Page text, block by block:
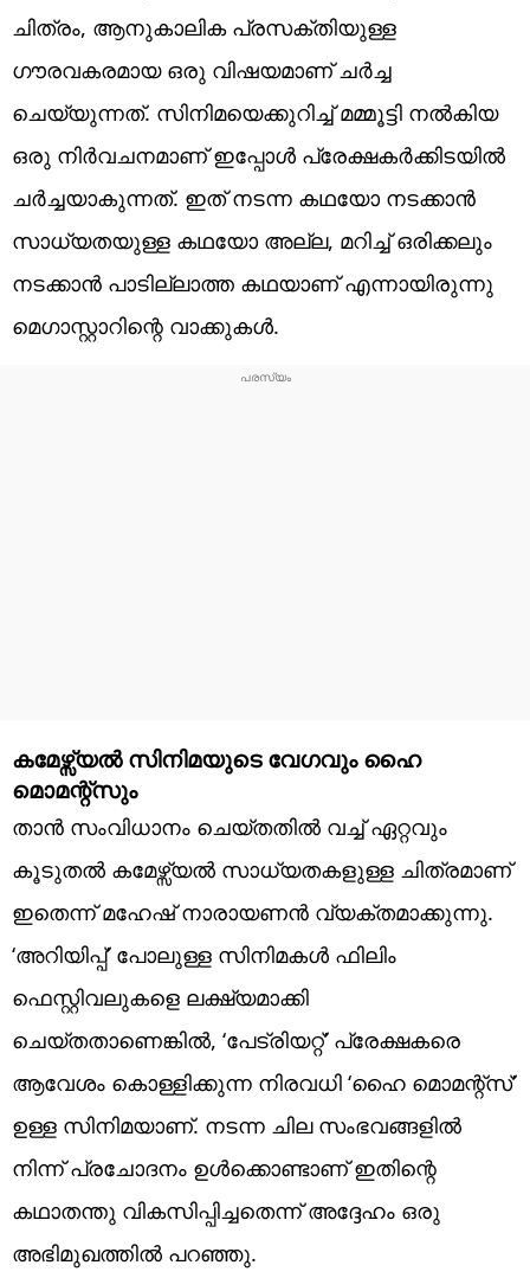
ചിത്രം, ആനുകാലിക പ്രസക്തിയുള്ള
ഗൗരവകരമായ ഒരു വിഷയമാണ് ചർച്ച
ചെയ്യുന്നത്. സിനിമയെക്കുറിച്ച് മമ്മൂട്ടി നൽകിയ
ഒരു നിർവചനമാണ് ഇപ്പോൾ പ്രേക്ഷകർക്കിടയിൽ
ചർച്ചയാകുന്നത്. ഇത് നടന്ന കഥയോ നടക്കാൻ
സാധ്യതയുള്ള കഥയോ അല്ല, മറിച്ച് ഒരിക്കലും
നടക്കാൻ പാടില്ലാത്ത കഥയാണ് എന്നായിരുന്നു
മെഗാസ്റ്റാറിന്റെ വാക്കുകൾ.
കമേഴ്സ്യൽ സിനിമയുടെ വേഗവും ഹൈ
മൊമന്റ്സും
താൻ സംവിധാനം ചെയ്തതിൽ വച്ച് ഏറ്റവും
കൂടുതൽ കമേഴ്സ്യൽ സാധ്യതകളുള്ള ചിത്രമാണ്
ഇതെന്ന് മഹേഷ് നാരായണൻ വ്യക്തമാക്കുന്നു.
‘അറിയിപ്പ്’ പോലുള്ള സിനിമകൾ ഫിലിം
ഫെസ്റ്റിവലുകളെ ലക്ഷ്യമാക്കി
ചെയ്തതാണെങ്കിൽ, ‘പേട്രിയറ്റ്’ പ്രേക്ഷകരെ
ആവേശം കൊള്ളിക്കുന്ന നിരവധി ‘ഹൈ മൊമന്റ്സ്’
ഉള്ള സിനിമയാണ്. നടന്ന ചില സംഭവങ്ങളിൽ
നിന്ന് പ്രചോദനം ഉൾക്കൊണ്ടാണ് ഇതിന്റെ
കഥാതന്തു വികസിപ്പിച്ചതെന്ന് അദ്ദേഹം ഒരു
അഭിമുഖത്തിൽ പറഞ്ഞു.